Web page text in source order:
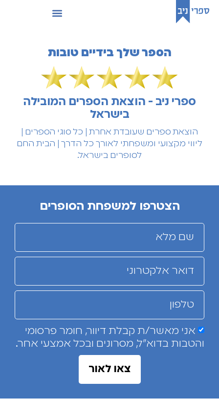
הספר שלך בידיים טובות
ספרי ניב - הוצאת הספרים המובילה
בישראל
הוצאת ספרים שעובדת אחרת | כל סוגי הספרים |
ליווי מקצועי ומשפחתי לאורך כל הדרך | הבית החם
לסופרים בישראל.
הצטרפו למשפחת הסופרים
אני מאשר/ת קבלת דיוור, חומר פרסומי
והטבות בדוא"ל, מסרונים ובכל אמצעי אחר.
צאו לאור